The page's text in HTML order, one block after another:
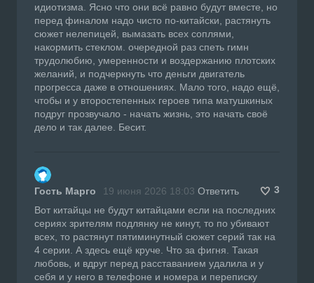
идиотизма. Ясно что они всё равно будут вместе, но
перед финалом надо чисто по-китайски, растянуть
сюжет нелепицей, вымазать всех соплями,
накормить стеклом. очередной раз спеть гимн
трудолюбию, умеренности и воздержанию плотских
желаний, и подчеркнуть что деньги двигатель
прогресса даже в отношениях. Мало того, надо ещё,
чтобы и у второстепенных героев типа матушкиных
подруг прозвучало - начать жизнь, это начать своё
дело и так далее. Бесит.
Гость Марго 19 июня 2026 18:03 Ответить
3
Вот китайцы не будут китайцами если на последних
сериях зрителям подлянку не кинут, то по убивают
всех, то растянут пятиминутный сюжет серий так на
4 серии. А здесь ещё круче. Что за фигня. Такая
любовь, и вдруг перед расставанием удалила и у
себя и у него в телефоне и номера и переписку